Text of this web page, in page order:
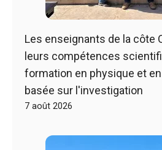
Les enseignants de la côte
leurs compétences
formation en physique et
basée sur l'investigation
7 août 2026